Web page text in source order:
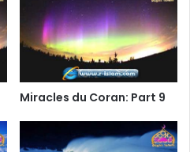
Miracles du Coran: Part 9